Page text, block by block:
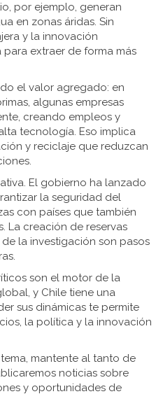
por ejemplo, generan
en zonas áridas. Sin
y la innovación
extraer de forma más
el valor agregado: en
algunas empresas
creando empleos y
tecnología. Eso implica
y reciclaje que reduzcan
El gobierno ha lanzado
la seguridad del
con países que también
La creación de reservas
la investigación son pasos
son el motor de la
y Chile tiene una
sus dinámicas te permite
la política y la innovación
mantente al tanto de
noticias sobre
y oportunidades de